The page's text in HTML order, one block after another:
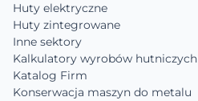
Huty elektryczne
Huty zintegrowane
Inne sektory
Kalkulatory wyrobów hutniczych
Katalog Firm
Konserwacja maszyn do metalu